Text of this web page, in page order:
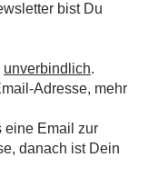
bist Du
unverbindlich.
Adresse, mehr
eine Email zur
danach ist Dein